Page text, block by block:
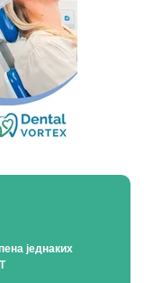
једнаких